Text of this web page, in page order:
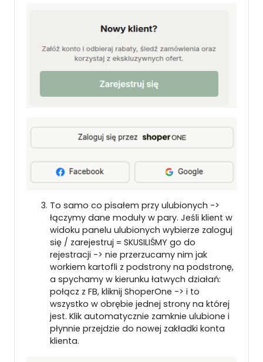
To samo co pisałem przy ulubionych ->
łączymy dane moduły w pary. Jeśli klient w
widoku panelu ulubionych wybierze zaloguj
się / zarejestruj = SKUSILIŚMY go do
rejestracji -> nie przerzucamy nim jak
workiem kartofli z podstrony na podstronę,
a spychamy w kierunku łatwych działań:
połącz z FB, kliknij ShoperOne -> i to
wszystko w obrębie jednej strony na której
jest. Klik automatycznie zamknie ulubione i
płynnie przejdzie do nowej zakładki konta
klienta.